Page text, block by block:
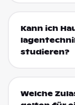
Kann ich
studieren?
Welche